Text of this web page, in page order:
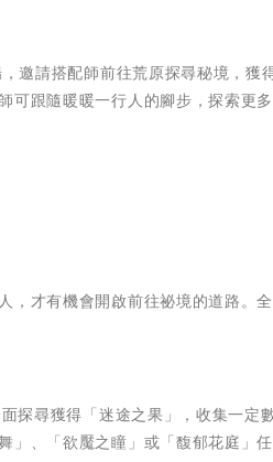
邀請搭配師前往荒原探尋秘境，獲
可跟隨暖暖一行人的腳步，探索更
，才有機會開啟前往祕境的道路。
探尋獲得「迷途之果」，收集一定
」、「欲魘之瞳」或「馥郁花庭」